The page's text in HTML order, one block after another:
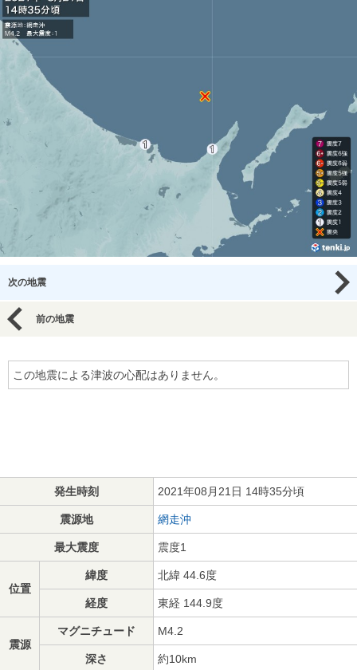
次の地震
前の地震
この地震による津波の心配はありません。
発生時刻 2021年08月21日 14時35分頃
震源地 網走沖
最大震度 震度1
位置
緯度 北緯 44.6度
経度 東経 144.9度
震源
マグニチュード M4.2
深さ 約10km